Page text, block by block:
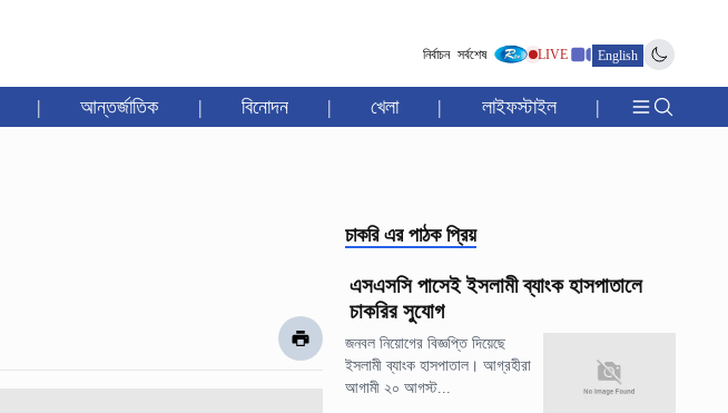
নির্বাচন সর্বশেষ LIVE English
| আন্তর্জাতিক | বিনোদন | খেলা | লাইফস্টাইল |
চাকরি এর পাঠক প্রিয়
এসএসসি পাসেই ইসলামী ব্যাংক হাসপাতালে
চাকরির সুযোগ
জনবল নিয়োগের বিজ্ঞপ্তি দিয়েছে
ইসলামী ব্যাংক হাসপাতাল। আগ্রহীরা
আগামী ২০ আগস্ট...